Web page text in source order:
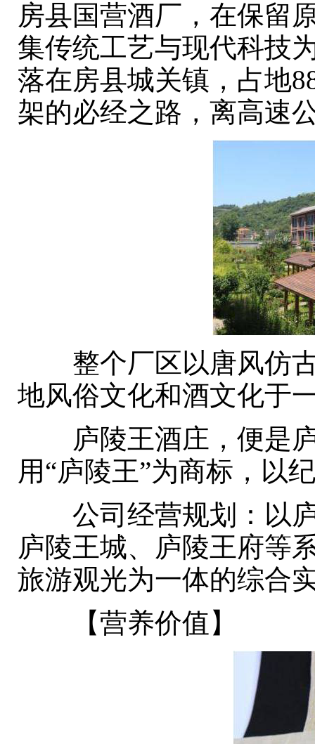
房县国营酒厂，在保留
集传统工艺与现代科技
落在房县城关镇，占地
架的必经之路，离高速
整个厂区以唐风仿古
地风俗文化和酒文化于
庐陵王酒庄，便是庐
用“庐陵王”为商标，以
公司经营规划：以庐
庐陵王城、庐陵王府等
旅游观光为一体的综合
【营养价值】